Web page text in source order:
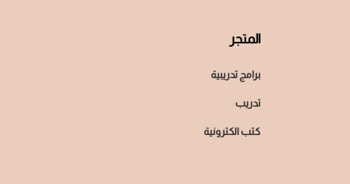
المتجر
برامج تدريبية
تدريب
كتب الكترونية